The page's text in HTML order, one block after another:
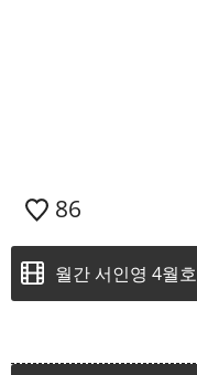
86
월간 서인영 4월호